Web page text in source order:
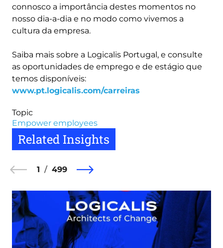
connosco a importância destes momentos no
nosso dia-a-dia e no modo como vivemos a
cultura da empresa.
Saiba mais sobre a Logicalis Portugal, e consulte
as oportunidades de emprego e de estágio que
temos disponíveis:
www.pt.logicalis.com/carreiras
Topic
Empower employees
Related Insights
1 499